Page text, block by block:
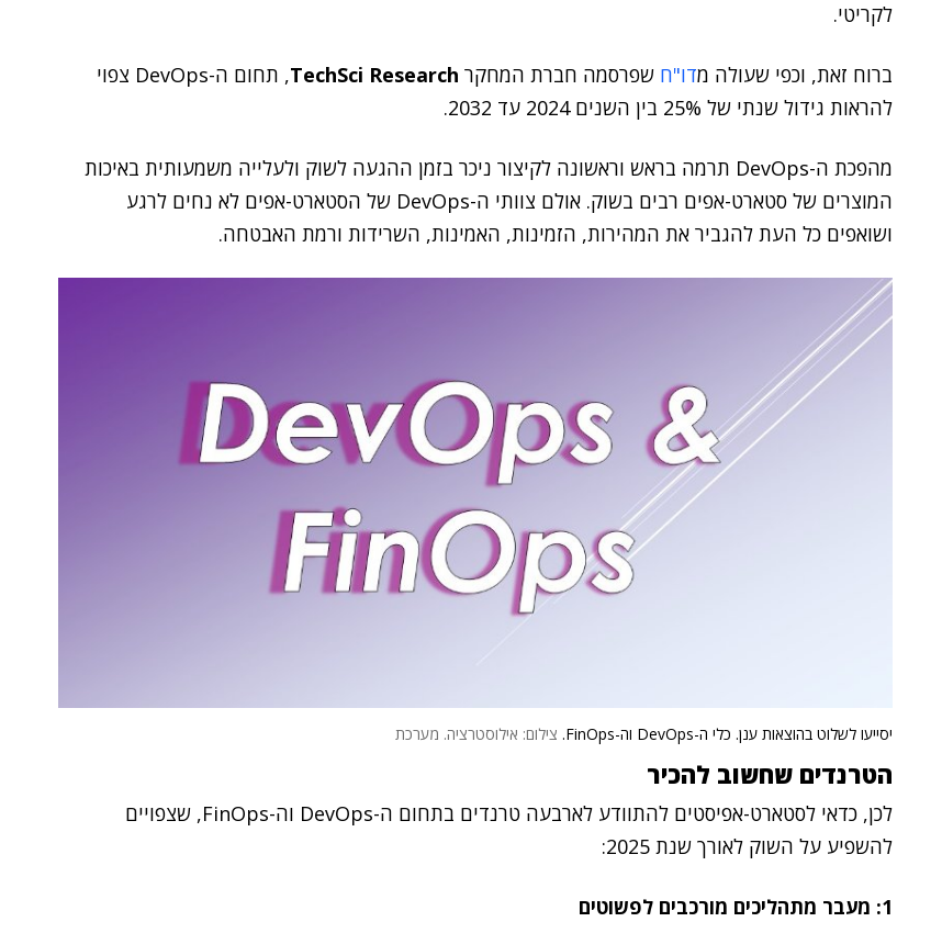
לקריטי.
ברוח זאת, וכפי שעולה מדו"ח שפרסמה חברת המחקר TechSci Research
, תחום ה-DevOps צפוי
להראות גידול שנתי של 25% בין השנים 2024 עד 2032.
מהפכת ה-DevOps תרמה בראש וראשונה לקיצור ניכר בזמן ההגעה לשוק ולעלייה משמעותית באיכות
המוצרים של סטארט-אפים רבים בשוק. אולם צוותי ה-DevOps של הסטארט-אפים לא נחים לרגע
ושואפים כל העת להגביר את המהירות, הזמינות, האמינות, השרידות ורמת האבטחה.
יסייעו לשלוט בהוצאות ענן. כלי ה-DevOps וה-FinOps. צילום: אילוסטרציה. מערכת
הטרנדים שחשוב להכיר
לכן, כדאי לסטארט-אפיסטים להתוודע לארבעה טרנדים בתחום ה-DevOps וה-FinOps, שצפויים
להשפיע על השוק לאורך שנת 2025:
1: מעבר מתהליכים מורכבים לפשוטים